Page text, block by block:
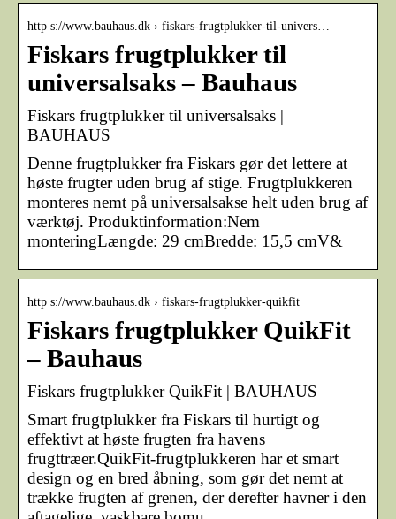
http s://www.bauhaus.dk › fiskars-frugtplukker-til-univers…
Fiskars frugtplukker til
universalsaks – Bauhaus
Fiskars frugtplukker til universalsaks |
BAUHAUS
Denne frugtplukker fra Fiskars gør det lettere at
høste frugter uden brug af stige. Frugtplukkeren
monteres nemt på universalsakse helt uden brug af
værktøj. Produktinformation:Nem
monteringLængde: 29 cmBredde: 15,5 cmV&
http s://www.bauhaus.dk › fiskars-frugtplukker-quikfit
Fiskars frugtplukker QuikFit
– Bauhaus
Fiskars frugtplukker QuikFit | BAUHAUS
Smart frugtplukker fra Fiskars til hurtigt og
effektivt at høste frugten fra havens
frugttræer.QuikFit-frugtplukkeren har et smart
design og en bred åbning, som gør det nemt at
trække frugten af grenen, der derefter havner i den